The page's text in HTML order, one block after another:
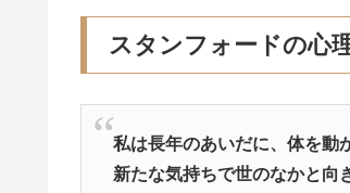
スタンフォードの心
私は長年のあいだに、体を動
新たな気持ちで世のなかと向